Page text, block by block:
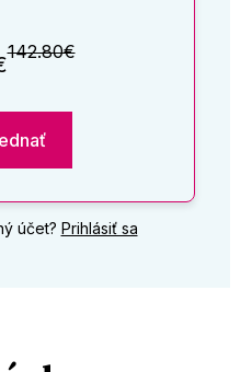
142.80€
účet? Prihlásiť sa